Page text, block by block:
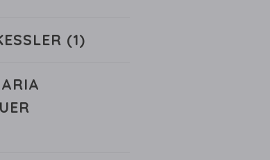
(1)